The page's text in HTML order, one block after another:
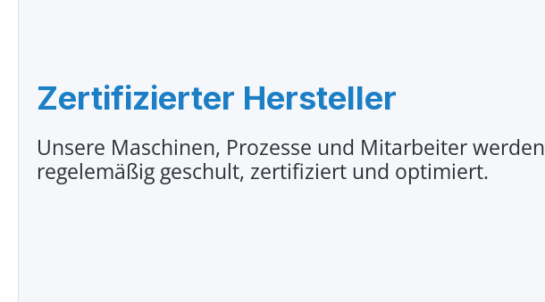
Zertifizierter Hersteller
Unsere Maschinen, Prozesse und Mitarbeiter werden
regelemäßig geschult, zertifiziert und optimiert.